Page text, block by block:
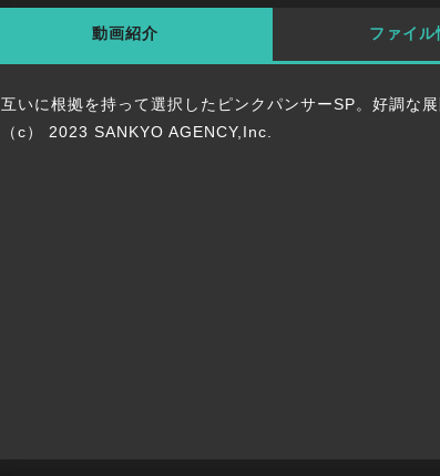
動画紹介 ファイル
互いに根拠を持って選択したピンクパンサーSP。好調な
（c） 2023 SANKYO AGENCY,Inc.